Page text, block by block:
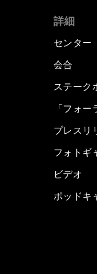
詳細
センター
会合
ステーク
「フォー
プレスリ
フォトギ
ビデオ
ポッドキ